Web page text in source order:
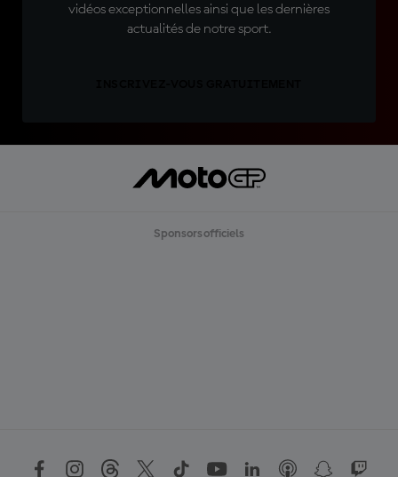
vidéos exceptionnelles ainsi que les dernières
actualités de notre sport.
Sponsors officiels